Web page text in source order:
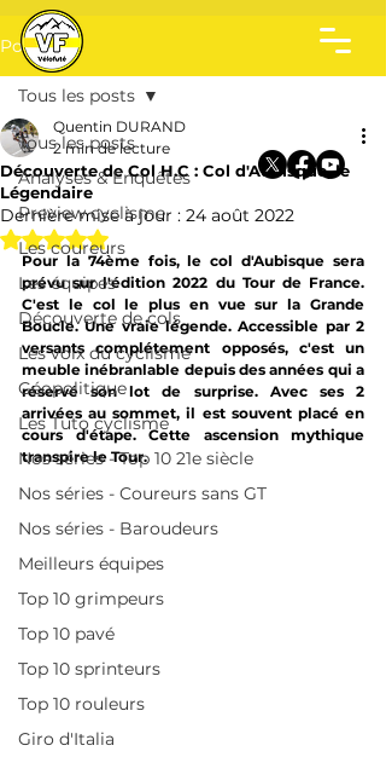
Post
Tous les posts
Analyses & Enquêtes
Preview cyclisme
Les coureurs
Les équipes
Découverte de cols
Les voix du cyclisme
Géopolitique
Les Tuto cyclisme
Nos séries - Top 10 21e siècle
Nos séries - Coureurs sans GT
Nos séries - Baroudeurs
Meilleurs équipes
Top 10 grimpeurs
Top 10 pavé
Top 10 sprinteurs
Top 10 rouleurs
Giro d'Italia
Tous les posts
Découverte de Col H.C : Col d'Aubisque, le
Légendaire
Quentin DURAND
2 min de lecture
Dernière mise à jour : 24 août 2022
Noté NaN étoiles sur 5.
Pour la 74ème fois, le col d'Aubisque sera
prévu sur l'édition 2022 du Tour de France.
C'est le col le plus en vue sur la Grande
Boucle. Une vraie légende. Accessible par 2
versants complétement opposés, c'est un
meuble inébranlable depuis des années qui a
réservé son lot de surprise. Avec ses 2
arrivées au sommet, il est souvent placé en
cours d'étape. Cette ascension mythique
transpire le Tour.